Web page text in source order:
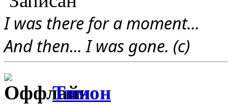
I was there for a moment...
And then... I was gone. (c)
Тимон